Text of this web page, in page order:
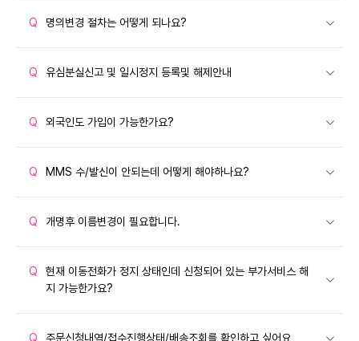
Q 명의변경 절차는 어떻게 되나요?
Q 유심분실신고 및 일시정지 등록및 해제안내
Q 외국인도 가입이 가능한가요?
Q MMS 수/발신이 안되는데 어떻게 해야하나요?
Q 개명후 이름변경이 필요합니다.
Q
현재 이동전화가 정지 상태인데 신청되어 있는 부가서비스 해
지 가능한가요?
Q 주문신청내역/접수진행상태/배송조회를 확인하고 싶어요